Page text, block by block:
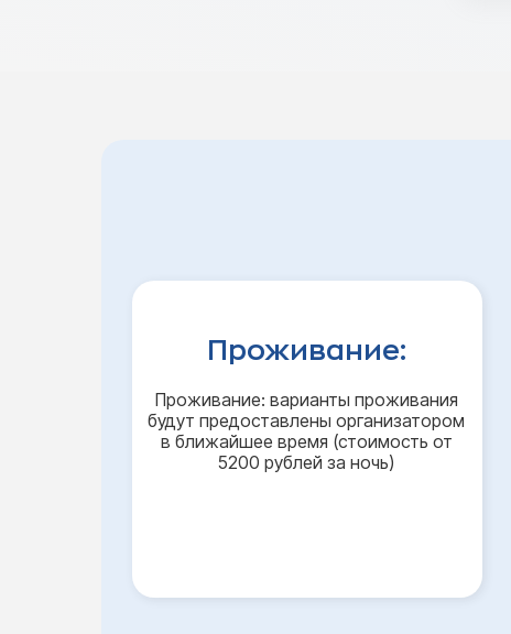
Проживание: варианты проживания
будут предоставлены организатором
в ближайшее время (стоимость от
5200 рублей за ночь)
Проживание: